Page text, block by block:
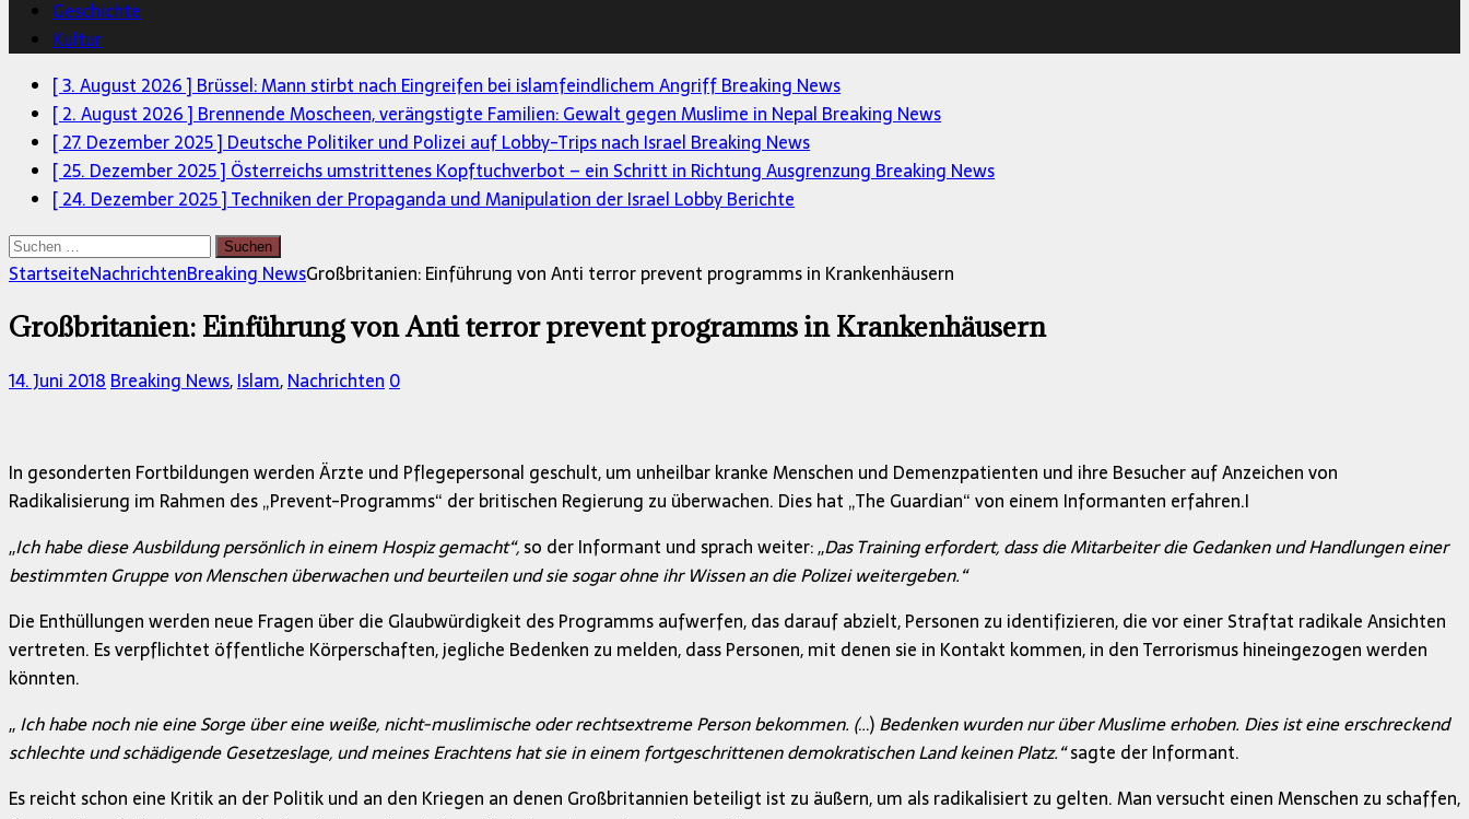
Geschichte
Kultur
[ 3. August 2026 ] Brüssel: Mann stirbt nach Eingreifen bei islamfeindlichem AngriffBreaking News
[ 2. August 2026 ] Brennende Moscheen, verängstigte Familien: Gewalt gegen Muslime in Nepal Breaking News
[ 27. Dezember 2025 ] Deutsche Politiker und Polizei auf Lobby-Trips nach Israel Breaking News
[ 25. Dezember 2025 ] Österreichs umstrittenes Kopftuchverbot – ein Schritt in Richtung Ausgrenzung Breaking News
[ 24. Dezember 2025 ]Techniken der Propaganda und Manipulation der Israel LobbyBerichte
Suchen
nach:
StartseiteNachrichtenBreaking NewsGroßbritanien: Einführung von Anti terror prevent programms in Krankenhäusern
Großbritanien: Einführung von Anti terror prevent programms in Krankenhäusern
14. Juni 2018Breaking News,Islam,Nachrichten0
In gesonderten Fortbildungen werden Ärzte und Pflegepersonal geschult, um unheilbar kranke Menschen und Demenzpatienten und ihre Besucher auf Anzeichen von
Radikalisierung im Rahmen des „Prevent-Programms“ der britischen Regierung zu überwachen. Dies hat „The Guardian“ von einem Informanten erfahren.I
,,Ich habe diese Ausbildung persönlich in einem Hospiz gemacht“,so der Informant und sprach weiter: ,,Das Training erfordert, dass die Mitarbeiter die Gedanken und Handlungen einer
bestimmten Gruppe von Menschen überwachen und beurteilen und sie sogar ohne ihr Wissen an die Polizei weitergeben.“
Die Enthüllungen werden neue Fragen über die Glaubwürdigkeit des Programms aufwerfen, das darauf abzielt, Personen zu identifizieren, die vor einer Straftat radikale Ansichten
vertreten. Es verpflichtet öffentliche Körperschaften, jegliche Bedenken zu melden, dass Personen, mit denen sie in Kontakt kommen, in den Terrorismus hineingezogen werden
könnten.
,,Ich habe noch nie eine Sorge über eine weiße, nicht-muslimische oder rechtsextreme Person bekommen. (…)Bedenken wurden nur über Muslime erhoben. Dies ist eine erschreckend
schlechte und schädigende Gesetzeslage, und meines Erachtens hat sie in einem fortgeschrittenen demokratischen Land keinen Platz.“sagte der Informant.
Es reicht schon eine Kritik an der Politik und an den Kriegen an denen Großbritannien beteiligt ist zu äußern, um als radikalisiert zu gelten. Man versucht einen Menschen zu schaffen,